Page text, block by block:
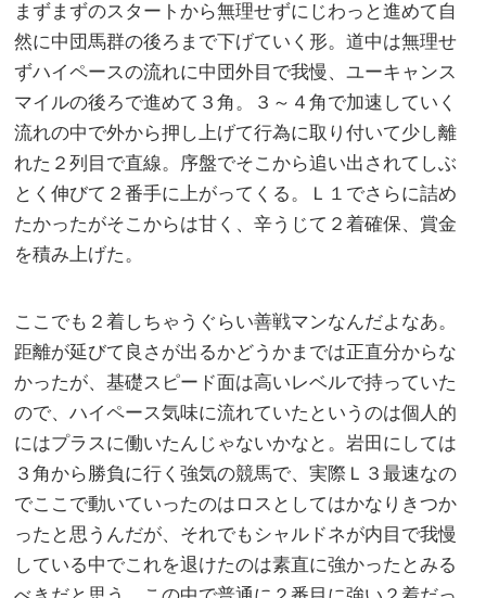
まずまずのスタートから無理せずにじわっと進めて自
然に中団馬群の後ろまで下げていく形。道中は無理せ
ずハイペースの流れに中団外目で我慢、ユーキャンス
マイルの後ろで進めて３角。３～４角で加速していく
流れの中で外から押し上げて行為に取り付いて少し離
れた２列目で直線。序盤でそこから追い出されてしぶ
とく伸びて２番手に上がってくる。Ｌ１でさらに詰め
たかったがそこからは甘く、辛うじて２着確保、賞金
を積み上げた。
ここでも２着しちゃうぐらい善戦マンなんだよなあ。
距離が延びて良さが出るかどうかまでは正直分からな
かったが、基礎スピード面は高いレベルで持っていた
ので、ハイペース気味に流れていたというのは個人的
にはプラスに働いたんじゃないかなと。岩田にしては
３角から勝負に行く強気の競馬で、実際Ｌ３最速なの
でここで動いていったのはロスとしてはかなりきつか
ったと思うんだが、それでもシャルドネが内目で我慢
している中でこれを退けたのは素直に強かったとみる